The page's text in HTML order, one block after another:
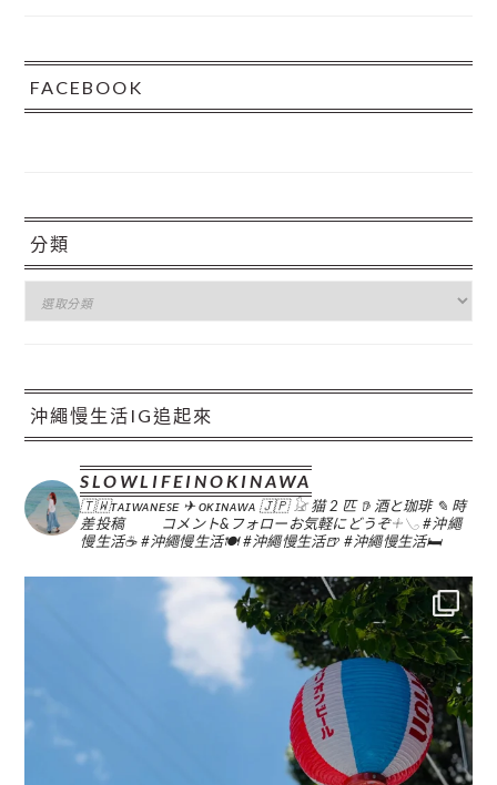
FACEBOOK
分類
類
沖繩慢生活IG追起來
SLOWLIFEINOKINAWA
🇹🇼ᴛᴀɪᴡᴀɴᴇsᴇ ✈︎ ᴏᴋɪɴᴀᴡᴀ 🇯🇵𓃠 猫 2 匹 𖠚 酒と珈琲✎ 時
差投稿
コメント&フォローお気軽にどうぞ𓇬𓂅#沖繩
慢生活☕️#沖繩慢生活🍽#沖繩慢生活🍺 #沖繩慢生活🛏